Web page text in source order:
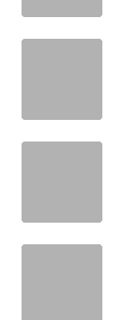
FORWAMKI
FORJASIDA